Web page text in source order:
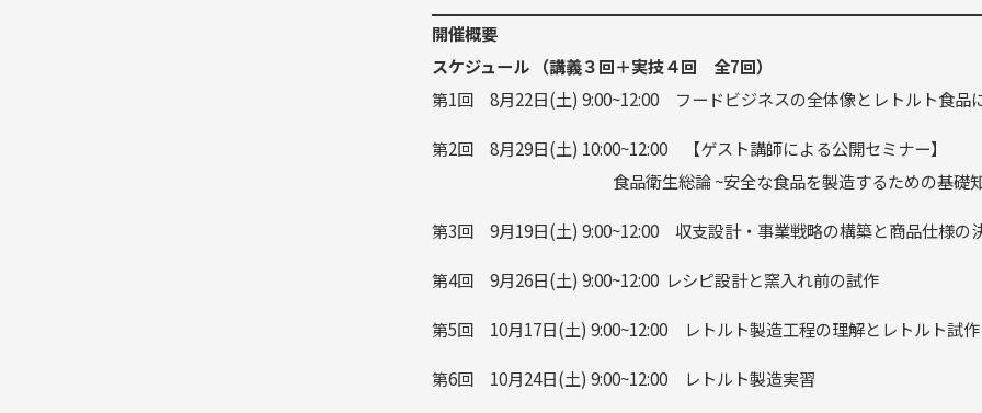
開催概要
スケジュール （講義３回＋実技４回 全7回）
第1回 8月22日(土) 9:00~12:00 フードビジネスの全体像とレトルト食品
第2回 8月29日(土) 10:00~12:00 【ゲスト講師による公開セミナー】
食品衛生総論 ~安全な食品を製造するための基礎知
第3回 9月19日(土) 9:00~12:00 収支設計・事業戦略の構築と商品仕様の
第4回 9月26日(土) 9:00~12:00 レシピ設計と窯入れ前の試作
第5回 10月17日(土) 9:00~12:00 レトルト製造工程の理解とレトルト試作
第6回 10月24日(土) 9:00~12:00 レトルト製造実習